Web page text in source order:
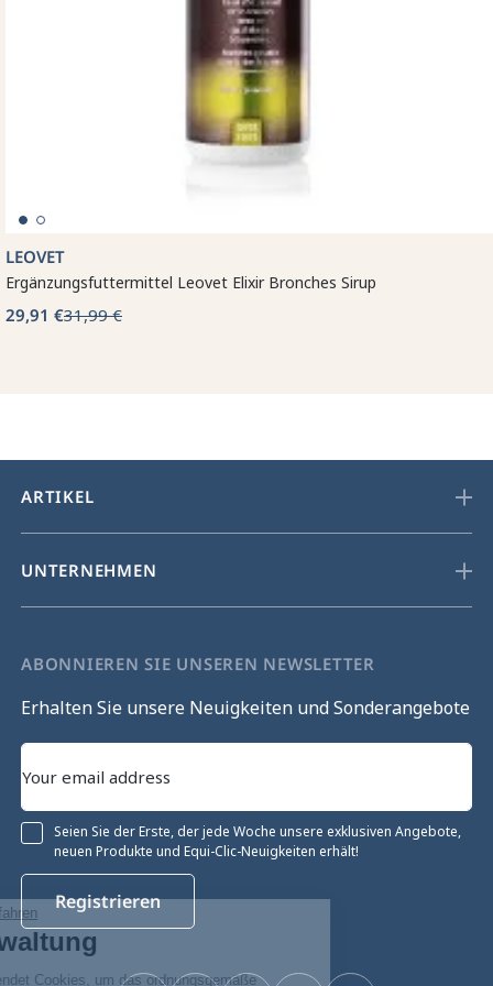
Ohne Einwilligung fortfahren
Cookie-Verwaltung
Unsere Website verwendet Cookies, um das ordnungsgemäße
LEOVET
Ergänzungsfuttermittel Leovet Elixir Bronches Sirup
29,91 €31,99 €
ARTIKEL
UNTERNEHMEN
ABONNIEREN SIE UNSEREN NEWSLETTER
Erhalten Sie unsere Neuigkeiten und Sonderangebote
Seien Sie der Erste, der jede Woche unsere exklusiven Angebote,
neuen Produkte und Equi-Clic-Neuigkeiten erhält!
Registrieren